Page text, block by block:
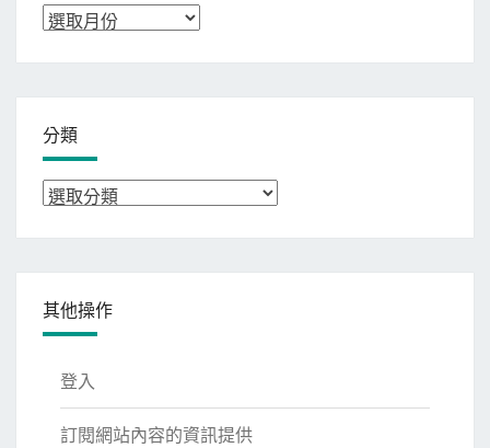
彙
分類
分
其他操作
登入
訂閱網站內容的資訊提供